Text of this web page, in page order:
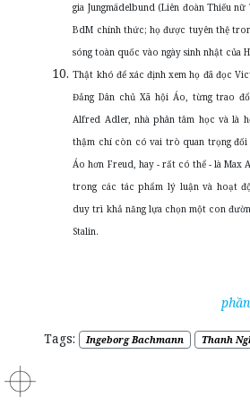
gia Jungmädelbund (Liên đoàn Thiếu nữ
BdM chính thức; họ được tuyên thệ
sóng toàn quốc vào ngày sinh nhật của
Thật khó để xác định xem họ đã đọc
Đảng Dân chủ Xã hội Áo, từng trao
Alfred Adler, nhà phân tâm học và là
thậm chí còn có vai trò quan trọng
Áo hơn Freud, hay - rất có thể - là Max
trong các tác phẩm lý luận và hoạt
duy trì khả năng lựa chọn một con
Stalin.
Tags: Ingeborg Bachmann Thanh